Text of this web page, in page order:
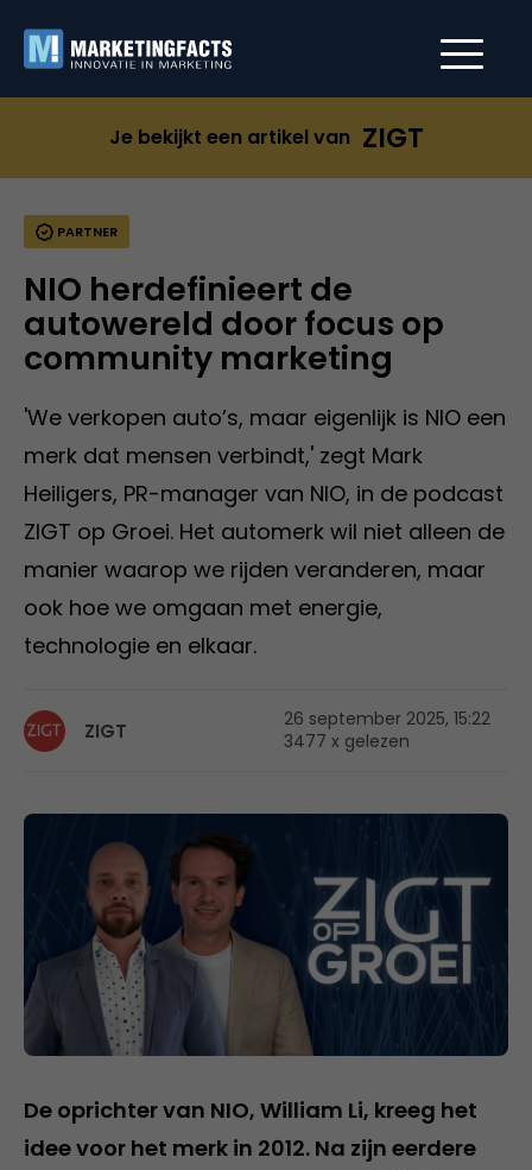
Je bekijkt een artikel van ZIGT
PARTNER
NIO herdefinieert de
autowereld door focus op
community marketing
'We verkopen auto’s, maar eigenlijk is NIO een
merk dat mensen verbindt,' zegt Mark
Heiligers, PR-manager van NIO, in de podcast
ZIGT op Groei. Het automerk wil niet alleen de
manier waarop we rijden veranderen, maar
ook hoe we omgaan met energie,
technologie en elkaar.
ZIGT
26 september 2025, 15:22
3477 x gelezen
De oprichter van NIO, William Li, kreeg het
idee voor het merk in 2012. Na zijn eerdere